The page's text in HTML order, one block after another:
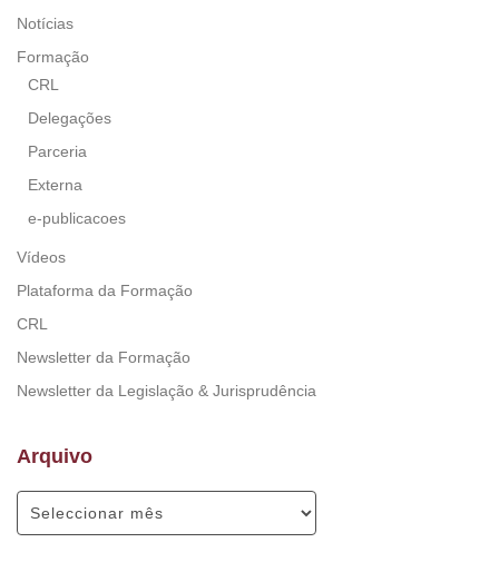
Notícias
Formação
CRL
Delegações
Parceria
Externa
e-publicacoes
Vídeos
Plataforma da Formação
CRL
Newsletter da Formação
Newsletter da Legislação & Jurisprudência
Arquivo